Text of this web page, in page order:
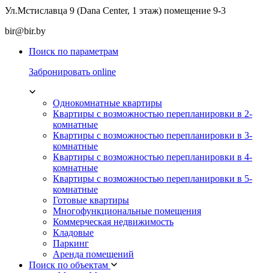
Ул.Мстиславца 9 (Dana Center, 1 этаж) помещение 9-3
bir@bir.by
Поиск по параметрам
Забронировать online
Однокомнатные квартиры
Квартиры с возможностью перепланировки в 2-
комнатные
Квартиры с возможностью перепланировки в 3-
комнатные
Квартиры с возможностью перепланировки в 4-
комнатные
Квартиры с возможностью перепланировки в 5-
комнатные
Готовые квартиры
Многофункциональные помещения
Коммерческая недвижимость
Кладовые
Паркинг
Аренда помещений
Поиск по объектам